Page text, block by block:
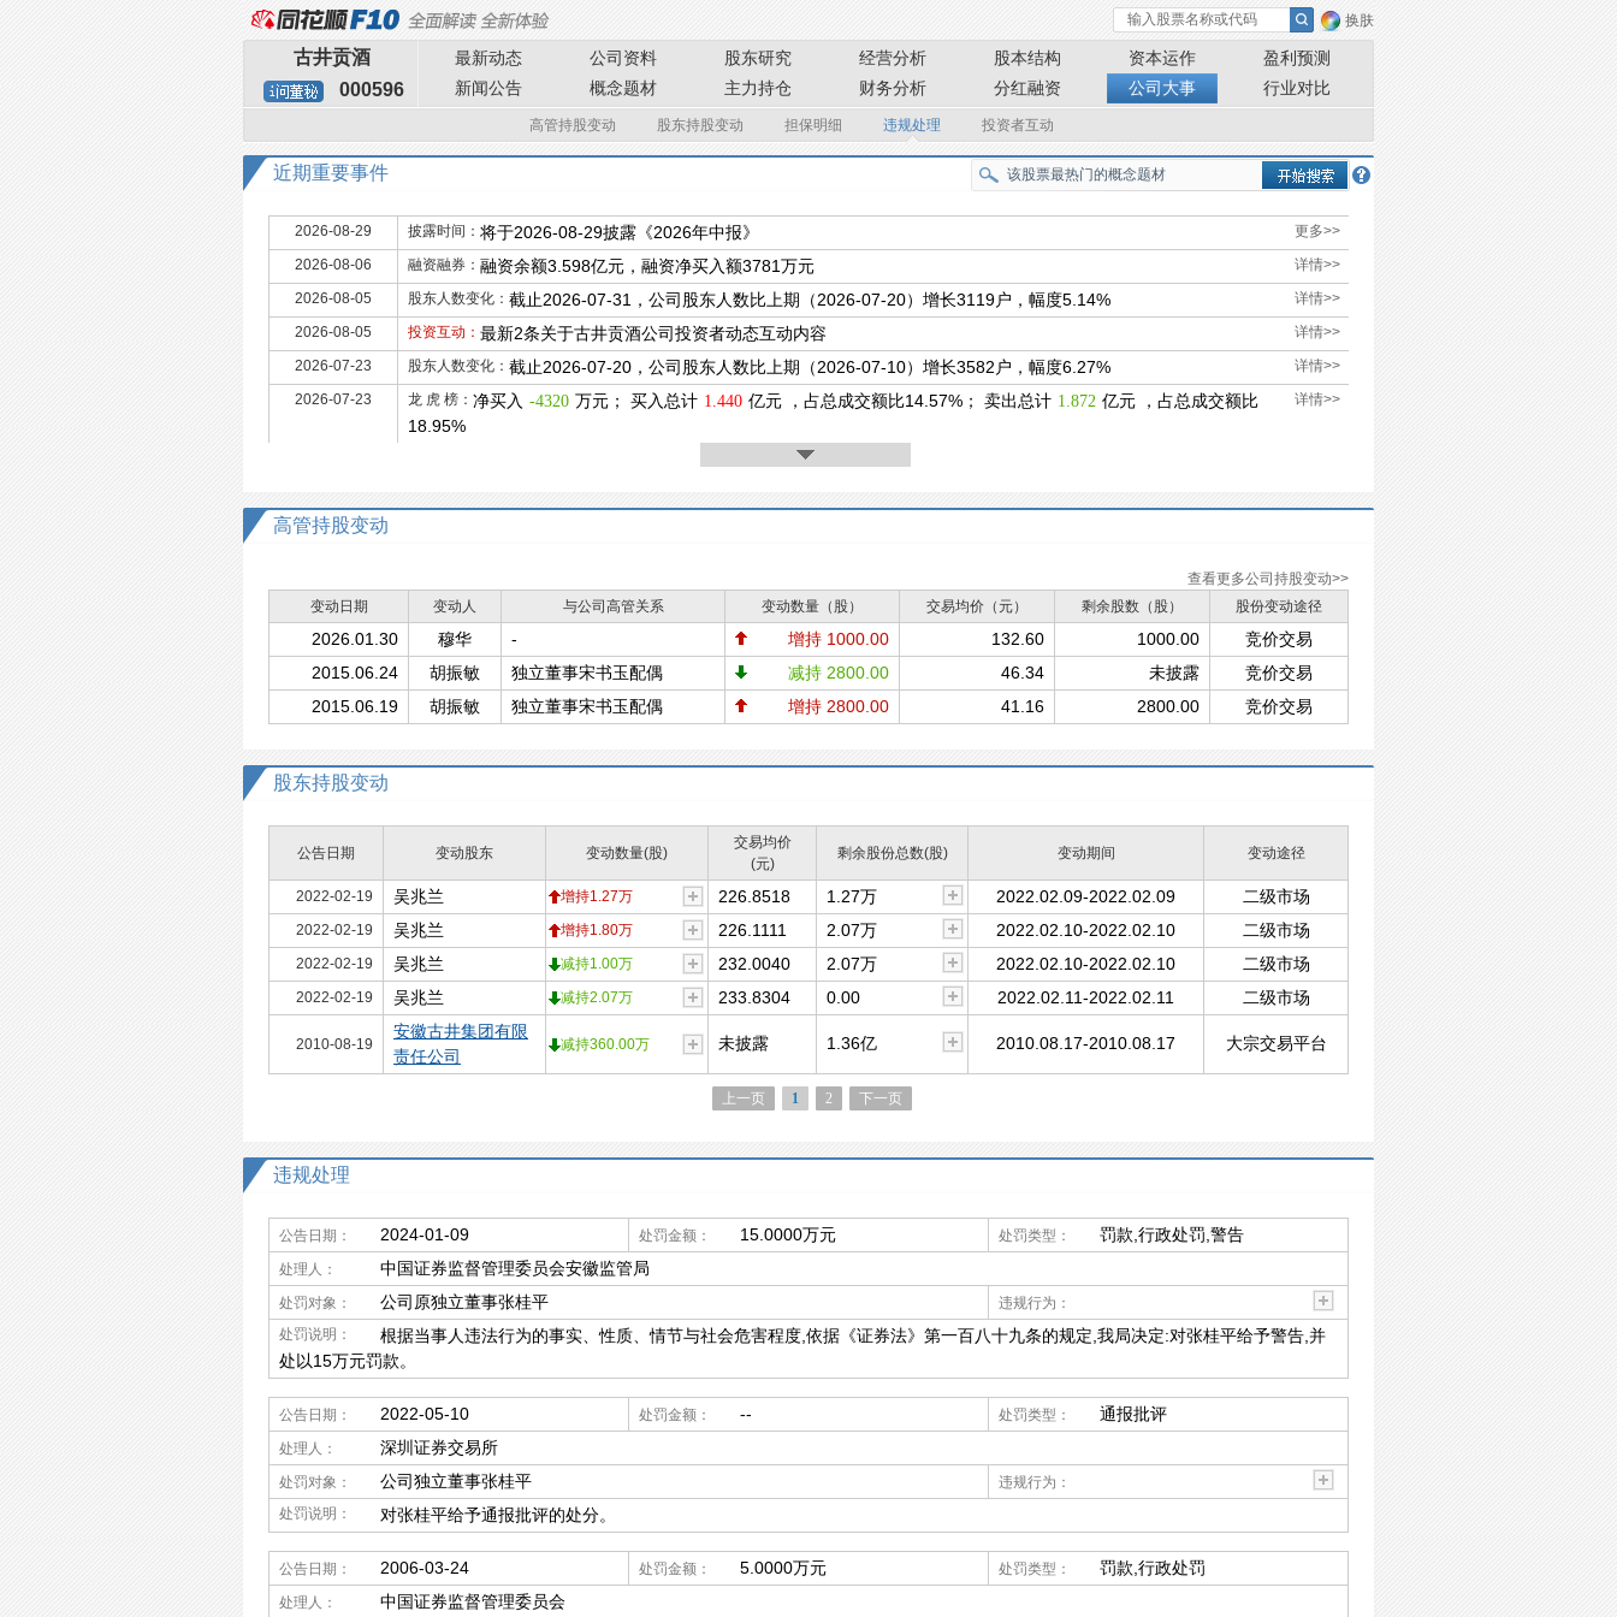
换肤
古井贡酒
000596
最新动态 公司资料 股东研究 经营分析 股本结构 资本运作
盈利预测
新闻公告
概念题材 主力持仓 财务分析 分红融资 公司大事 行业对比
高管持股变动 股东持股变动 担保明细 违规处理 投资者互动
近期重要事件
2026-08-29 披露时间： 更多>>
将于2026-08-29披露《2026年中报》
2026-08-06 融资融券： 详情>>
融资余额3.598亿元，融资净买入额3781万元
2026-08-05 股东人数变化： 详情>>
截止2026-07-31，公司股东人数比上期（2026-07-20）增长3119户，幅度5.14%
2026-08-05 投资互动： 详情>>
最新2条关于古井贡酒公司投资者动态互动内容
2026-07-23 股东人数变化： 详情>>
截止2026-07-20，公司股东人数比上期（2026-07-10）增长3582户，幅度6.27%
2026-07-23 龙 虎 榜： 详情>>
净买入 -4320 万元； 买入总计 1.440 亿元 ，占总成交额比14.57%； 卖出总计 1.872 亿元 ，占总成交额比
18.95%
高管持股变动
查看更多公司持股变动>>
变动日期
变动人 与公司高管关系 变动数量（股） 交易均价（元） 剩余股数（股） 股份变动途径
2026.01.30 穆华 - 增持 1000.00 132.60 1000.00
竞价交易
2015.06.24
胡振敏 独立董事宋书玉配偶 减持 2800.00 46.34 未披露
竞价交易
2015.06.19
胡振敏 独立董事宋书玉配偶 增持 2800.00 41.16 2800.00 竞价交易
股东持股变动
公告日期 变动股东 变动数量(股)
交易均价
(元)
剩余股份总数(股) 变动期间 变动途径
2022-02-19 吴兆兰 增持1.27万 226.8518 1.27万 2022.02.09-2022.02.09 二级市场
2022-02-19 吴兆兰 增持1.80万 226.1111 2.07万 2022.02.10-2022.02.10 二级市场
2022-02-19 吴兆兰 减持1.00万 232.0040 2.07万 2022.02.10-2022.02.10 二级市场
2022-02-19 吴兆兰 减持2.07万 233.8304 0.00 2022.02.11-2022.02.11 二级市场
2010-08-19
安徽古井集团有限
责任公司
减持360.00万 未披露 1.36亿 2010.08.17-2010.08.17 大宗交易平台
上一页 1 2 下一页
违规处理
公告日期： 2024-01-09 处罚金额： 15.0000万元 处罚类型： 罚款,行政处罚,警告
处理人： 中国证券监督管理委员会安徽监管局
处罚对象： 公司原独立董事张桂平
违规行为：
处罚说明：
根据当事人违法行为的事实、性质、情节与社会危害程度,依据《证券法》第一百八十九条的规定,我局决定:对张桂平给予警告,并
处以15万元罚款。
公告日期： 2022-05-10 处罚金额： -- 处罚类型： 通报批评
处理人： 深圳证券交易所
处罚对象： 公司独立董事张桂平
违规行为：
处罚说明：
对张桂平给予通报批评的处分。
公告日期： 2006-03-24 处罚金额： 5.0000万元 处罚类型： 罚款,行政处罚
处理人： 中国证券监督管理委员会